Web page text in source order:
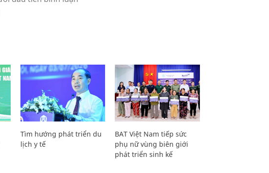
Tìm hướng phát triển du
lịch y tế
BAT Việt Nam tiếp sức
phụ nữ vùng biên giới
phát triển sinh kế